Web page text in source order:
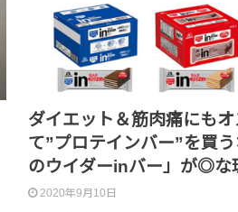
ダイエット＆筋肉痛にも
て”プロテインバー”を買
のウイダーinバー」が◎な
2020年9月10日